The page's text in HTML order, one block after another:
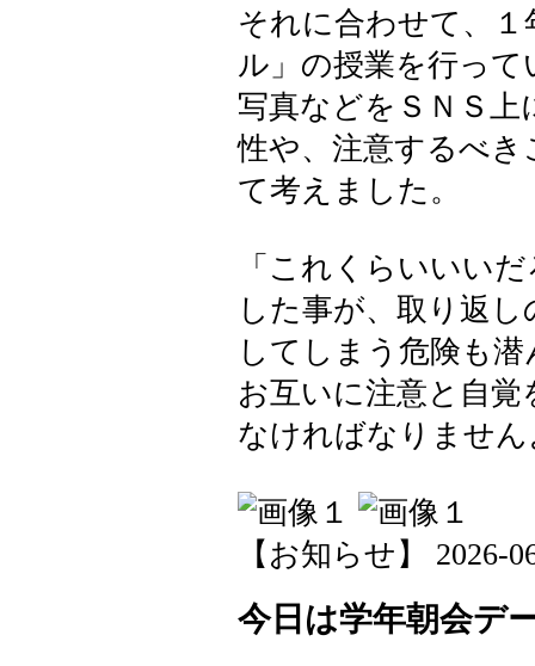
それに合わせて、
ル」の授業を行って
写真などをＳＮＳ
性や、注意するべ
て考えました。
「これくらいいい
した事が、取り返
してしまう危険も
お互いに注意と自
なければなりませ
【お知らせ】 2026-
今日は学年朝会デ